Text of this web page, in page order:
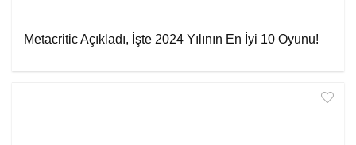
Metacritic Açıkladı, İşte 2024 Yılının En İyi 10 Oyunu!